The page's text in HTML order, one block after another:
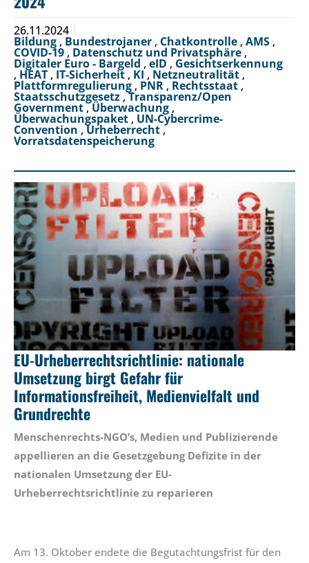
26.11.2024
Bildung , Bundestrojaner , Chatkontrolle , AMS ,
COVID-19 , Datenschutz und Privatsphäre ,
Digitaler Euro - Bargeld , eID , Gesichtserkennung
, HEAT , IT-Sicherheit , KI, Netzneutralität ,
Plattformregulierung , PNR , Rechtsstaat ,
Staatsschutzgesetz ,Transparenz/Open
Government,Überwachung ,
Überwachungspaket , UN-Cybercrime-
Convention ,Urheberrecht ,
Vorratsdatenspeicherung
EU-Urheberrechtsrichtlinie: nationale
Umsetzung birgt Gefahr für
Informationsfreiheit, Medienvielfalt und
Grundrechte
Menschenrechts-NGO’s, Medien und Publizierende
appellieren an die Gesetzgebung Defizite in der
nationalen Umsetzung der EU-
Urheberrechtsrichtlinie zu reparieren
Am 13. Oktober endete die Begutachtungsfrist für den